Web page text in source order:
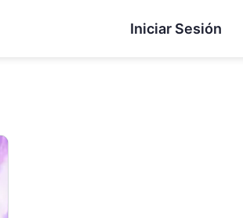
Iniciar Sesión